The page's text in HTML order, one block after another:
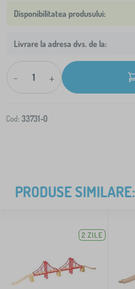
Livrare la adresa dvs. de la:
- +
Cod: 33731-0
PRODUSE SIMILARE:
2 ZILE